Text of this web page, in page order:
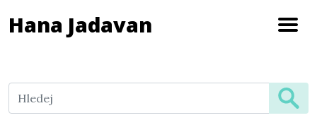
Hana Jadavan